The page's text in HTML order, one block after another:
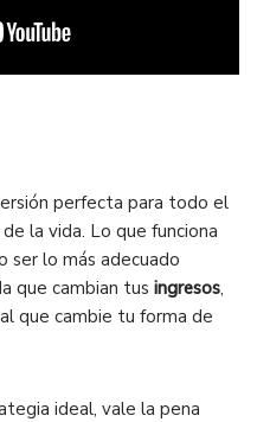
perfecta para todo el
la vida. Lo que funciona
ser lo más adecuado
que cambian tus ingresos,
que cambie tu forma de
ideal, vale la pena